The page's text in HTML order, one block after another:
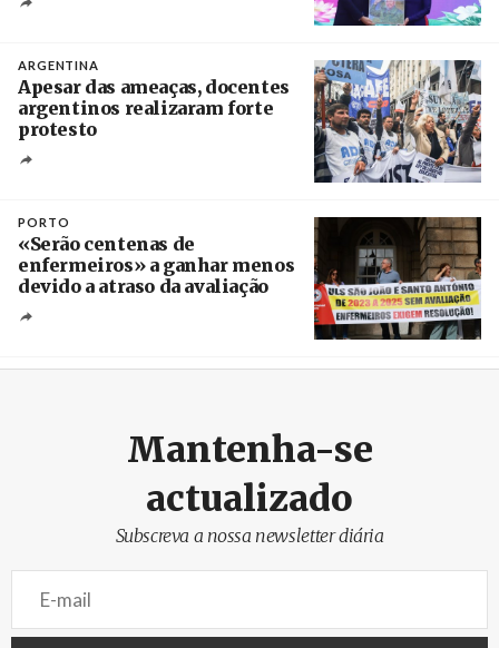
ARGENTINA
Apesar das ameaças, docentes
argentinos realizaram forte
protesto
PORTO
«Serão centenas de
enfermeiros» a ganhar menos
devido a atraso da avaliação
Mantenha-se
actualizado
Subscreva a nossa newsletter diária